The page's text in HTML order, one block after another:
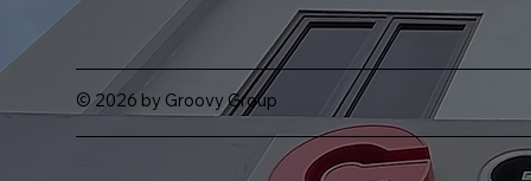
© 2026 by Groovy Group